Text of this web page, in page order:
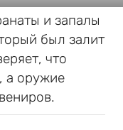
и запалы
был залит
что
а оружие